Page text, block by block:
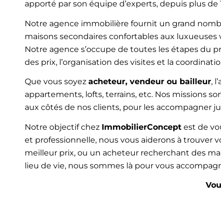
apporté par son équipe d’experts, depuis plus de
Notre agence immobilière fournit un grand
maisons secondaires confortables aux
Notre agence s’occupe de toutes les étapes du
des prix, l’organisation des visites et la
Que vous soyez acheteur, vendeur ou bailleur,
appartements, lofts, terrains, etc. Nos missions
aux côtés de nos clients, pour les accompagner
Notre objectif chez ImmobilierConcept est de
et professionnelle, nous vous aiderons à trouver
meilleur prix, ou un acheteur recherchant des
lieu de vie, nous sommes là pour vous